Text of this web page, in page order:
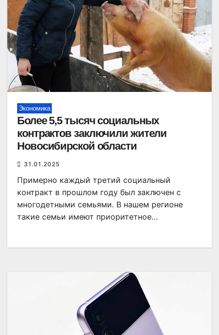
Экономика
Более 5,5 тысяч социальных
контрактов заключили жители
Новосибирской области
31.01.2025
Примерно каждый третий социальный
контракт в прошлом году был заключен с
многодетными семьями. В нашем регионе
такие семьи имеют приоритетное…